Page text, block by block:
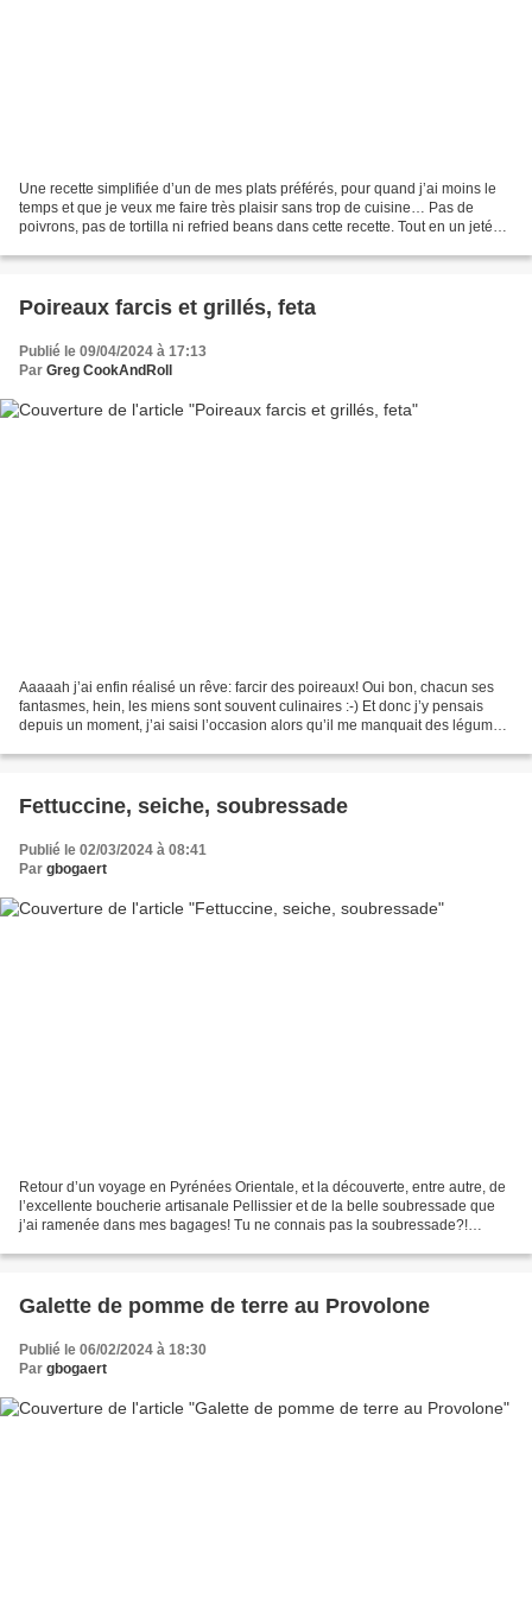
Une recette simplifiée d’un de mes plats préférés, pour quand j’ai moins le
temps et que je veux me faire très plaisir sans trop de cuisine… Pas de
poivrons, pas de tortilla ni refried beans dans cette recette. Tout en un jeté
Poireaux farcis et grillés, feta
Publié le 09/04/2024 à 17:13
Par Greg CookAndRoll
Aaaaah j’ai enfin réalisé un rêve: farcir des poireaux! Oui bon, chacun ses
fantasmes, hein, les miens sont souvent culinaires :-) Et donc j’y pensais
depuis un moment, j’ai saisi l’occasion alors qu’il me manquait des légumes
Fettuccine, seiche, soubressade
Publié le 02/03/2024 à 08:41
Par gbogaert
Retour d’un voyage en Pyrénées Orientale, et la découverte, entre autre, de
l’excellente boucherie artisanale Pellissier et de la belle soubressade que
j’ai ramenée dans mes bagages! Tu ne connais pas la soubressade?!
Galette de pomme de terre au Provolone
Publié le 06/02/2024 à 18:30
Par gbogaert